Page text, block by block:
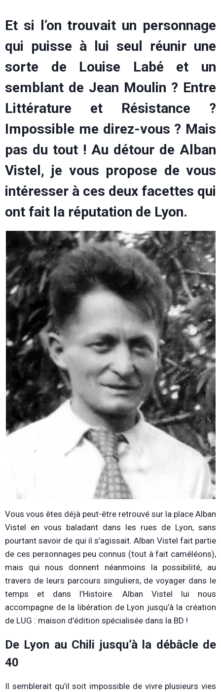
Et si l’on trouvait un personnage
qui puisse à lui seul réunir une
sorte de Louise Labé et un
semblant de Jean Moulin ? Entre
Littérature et Résistance ?
Impossible me direz-vous ? Mais
pas du tout ! Au détour de Alban
Vistel, je vous propose de vous
intéresser à ces deux facettes qui
ont fait la réputation de Lyon.
Vous vous êtes déjà peut-être retrouvé sur la place Alban
Vistel en vous baladant dans les rues de Lyon, sans
pourtant savoir de qui il s’agissait. Alban Vistel fait partie
de ces personnages peu connus (tout à fait caméléons),
mais qui nous donnent néanmoins la possibilité, au
travers de leurs parcours singuliers, de voyager dans le
temps et dans l’Histoire. Alban Vistel lui nous
accompagne de la libération de Lyon jusqu’à la création
de LUG : maison d’édition spécialisée dans la BD !
De Lyon au Chili jusqu’à la débâcle de
40
Il semblerait qu’il soit impossible de vivre plusieurs vies